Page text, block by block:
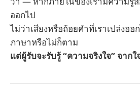
ออกไป
ไม่ว่าเสียงหรือถ้อยคำที่เราเปล่งออ
ภาษาหรือไม่ก็ตาม
แต่ผู้รับจะรับรู้ “ความจริงใจ” จาก